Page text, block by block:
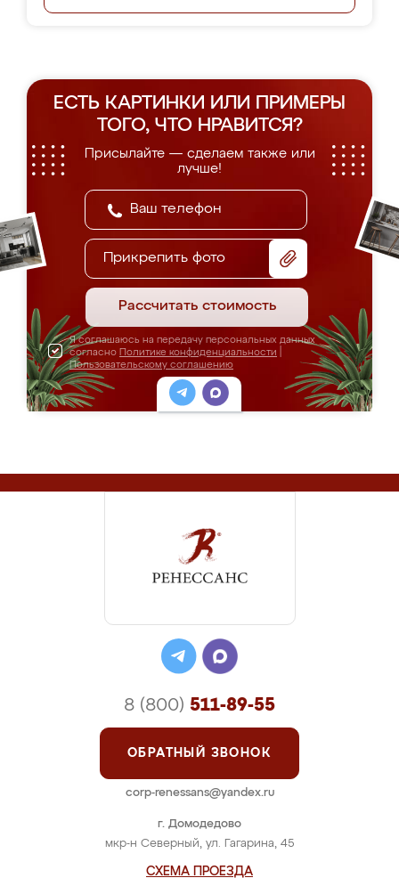
ЕСТЬ КАРТИНКИ ИЛИ ПРИМЕРЫ
ТОГО, ЧТО НРАВИТСЯ?
Присылайте — сделаем также или
лучше!
Прикрепить фото
Рассчитать стоимость
Я соглашаюсь на передачу персональных данных
согласно Политике конфиденциальности
Пользовательскому соглашению
г. Домодедово
мкр-н Северный, ул. Гагарина, 45
СХЕМА ПРОЕЗДА
8 (800) 511-89-55
ОБРАТНЫЙ ЗВОНОК
corp-renessans@yandex.ru